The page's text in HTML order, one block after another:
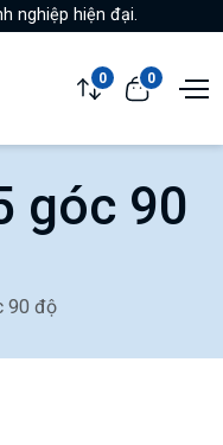
nghiệp hiện đại.
0 0
góc 90
90 độ